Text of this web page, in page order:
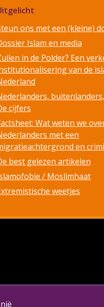
ons met een (kleine)
Islam en media
in de Polder? Een
van de
cijfers
Wat weten we
met een
en
best gelezen artikelen
/ Moslimhaat
weetjes